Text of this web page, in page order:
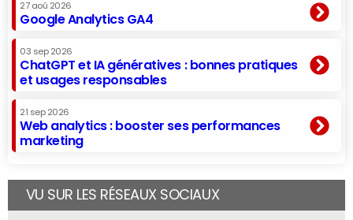
27 aoû 2026
Google Analytics GA4
03 sep 2026
ChatGPT et IA génératives : bonnes pratiques
et usages responsables
21 sep 2026
Web analytics : booster ses performances
marketing
VU SUR LES RÉSEAUX SOCIAUX